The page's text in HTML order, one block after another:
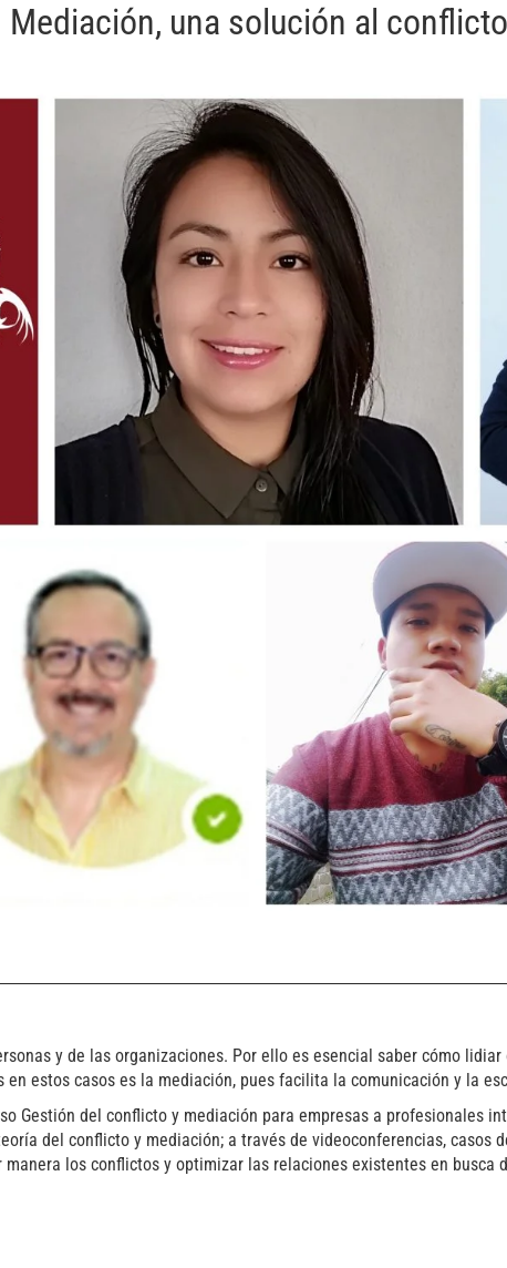
Mediación, una solución al conflicto
y de las organizaciones. Por ello es esencial saber cómo
estos casos es la mediación, pues facilita la comunicación y la
Gestión del conflicto y mediación para empresas a profesionales
del conflicto y mediación; a través de videoconferencias, casos
los conflictos y optimizar las relaciones existentes en busca